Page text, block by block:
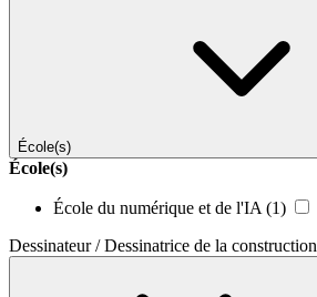
École(s)
École(s)
École du numérique et de l'IA (1)
Dessinateur / Dessinatrice de la construction